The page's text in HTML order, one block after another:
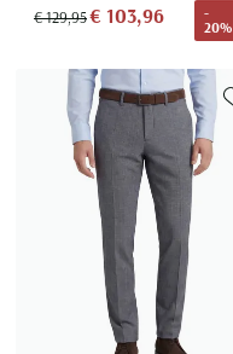
€ 129,95€ 103,96
-
20%